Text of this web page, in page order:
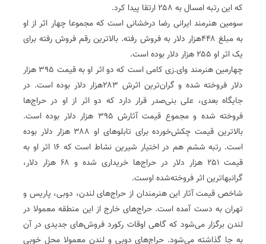
که این رتبه امسال به ۲۵۸ ارتقا پیدا کرد.
سومین هنرمند ایرانی رضا درخشانی است که مجموعا چهار اثر از او
به مبلغ ۴۴۸هزار دلار به فروش رفته. بالاترین رقم فروش رفته برای
یک اثر او ۲۵۵ هزار دلار بوده است.
چهارمین هنرمند وای.زی کامی است که دو اثر او به قیمت ۳۹۵ هزار
دلار فروخته شده و گران‌ترین اثرش ۲۸۳هزار دلار بوده است. در
جایگاه بعدی، علی بنی‌صدر قرار دارد که دو اثر از او در حراج‌ها
فروخته شده و مجموع قیمت آثارش ۳۹۵ هزار دلار بوده است.
بالاترین قیمت چکش‌خورده برای تابلوهای او ۳۸۸ هزار دلار بوده
است. رتبه ششم هم در اختیار شیرین نشاط است که ۱۶ اثر او به
قیمت ۲۵۱ هزار دلار در حراج‌ها خریداری شده و ۶۸ هزار دلار،
گرانبهاترین اثر فروخته‌شده اوست.
شاخص قیمت آثار این هنرمندان از حراج‌های لندن، دوبی، پاریس و
تهران به دست آمده است. حراج‌های خارج از این منطقه معمولا در
لندن برگزار می‌شود که گاهی اوقات رکورد فروش‌های جدیدی در آن
به جا گذاشته می‌شود. حراج‌های دوبی و لندن معمولا محل خوبی